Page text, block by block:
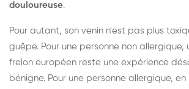
douloureuse.
Pour autant, son venin n'est pas plus
guêpe. Pour une personne non allergique,
frelon européen reste une expérience
bénigne. Pour une personne allergique, en